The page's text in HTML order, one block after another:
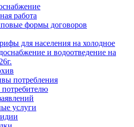
работа
формы договоров
для населения на холодное
и водоотведение на
потребления
услуги